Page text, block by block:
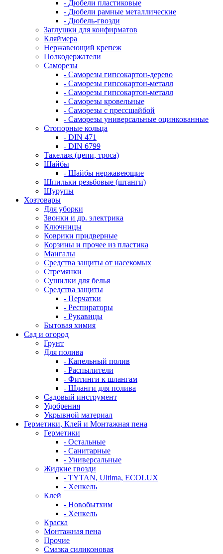
- Дюбели пластиковые
- Дюбели рамные металлические
- Дюбель-гвозди
Заглушки для конфирматов
Кляймера
Нержавеющий крепеж
Полкодержатели
Саморезы
- Саморезы гипсокартон-дерево
- Саморезы гипсокартон-металл
- Саморезы гипсокартон-металл
- Саморезы кровельные
- Саморезы с прессшайбой
- Саморезы универсальные оцинкованные
Стопорные кольца
- DIN 471
- DIN 6799
Такелаж (цепи, троса)
Шайбы
- Шайбы нержавеющие
Шпильки резьбовые (штанги)
Шурупы
Хозтовары
Для уборки
Звонки и др. электрика
Ключницы
Коврики придверные
Корзины и прочее из пластика
Мангалы
Средства защиты от насекомых
Стремянки
Сушилки для белья
Средства защиты
- Перчатки
- Респираторы
- Рукавицы
Бытовая химия
Сад и огород
Грунт
Для полива
- Капельный полив
- Распылители
- Фитинги к шлангам
- Шланги для полива
Садовый инструмент
Удобрения
Укрывной материал
Герметики, Клей и Монтажная пена
Герметики
- Остальные
- Санитарные
- Универсальные
Жидкие гвозди
- TYTAN, Ultima, ECOLUX
- Хенкель
Клей
- Новобытхим
- Хенкель
Краска
Монтажная пена
Прочие
Смазка силиконовая